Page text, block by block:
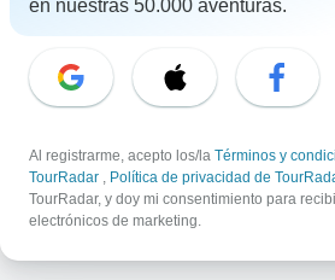
10,000+ reseñas sobre
en nuestras 50.000 aventuras.
Al registrarme, acepto los/la Términos y
TourRadar , Política de privacidad de
TourRadar, y doy mi consentimiento para
electrónicos de marketing.